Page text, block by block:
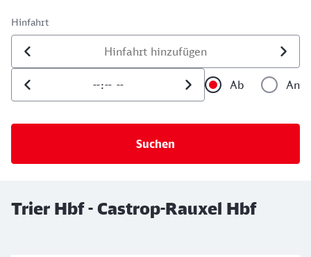
Hinfahrt
Datum der Hinfahrt
Uhrzeit der Hinfahrt
Ab
An
Trier Hbf - Castrop-Rauxel Hbf